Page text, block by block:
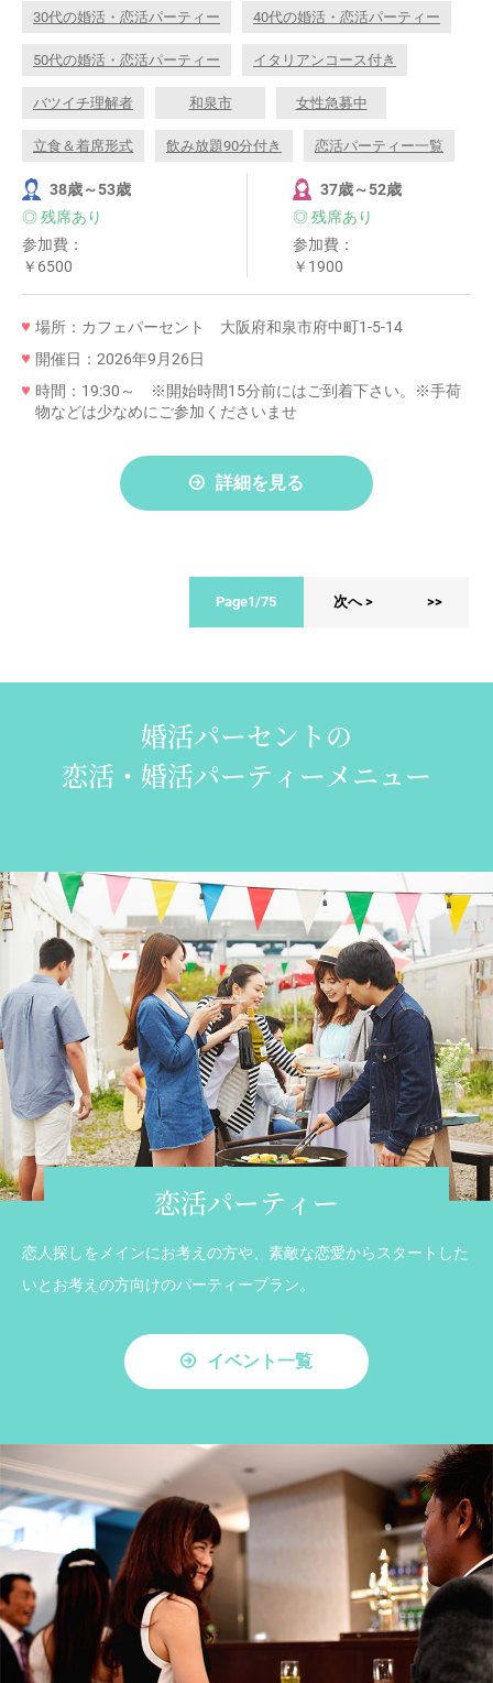
30代の婚活・恋活パーティー 40代の婚活・恋活パーティー
50代の婚活・恋活パーティー イタリアンコース付き
バツイチ理解者 和泉市 女性急募中
立食＆着席形式 飲み放題90分付き 恋活パーティー一覧
38歳～53歳
◎ 残席あり
参加費：
￥6500
37歳～52歳
◎ 残席あり
参加費：
￥1900
場所：カフェパーセント 大阪府和泉市府中町1-5-14
開催日：2026年9月26日
時間：19:30～ ※開始時間15分前にはご到着下さい。※手荷
物などは少なめにご参加くださいませ
詳細を見る
Page1/75 次へ > >>
婚活パーセントの
恋活・婚活パーティーメニュー
恋活パーティー
恋人探しをメインにお考えの方や、素敵な恋愛からスタートした
いとお考えの方向けのパーティープラン。
イベント一覧